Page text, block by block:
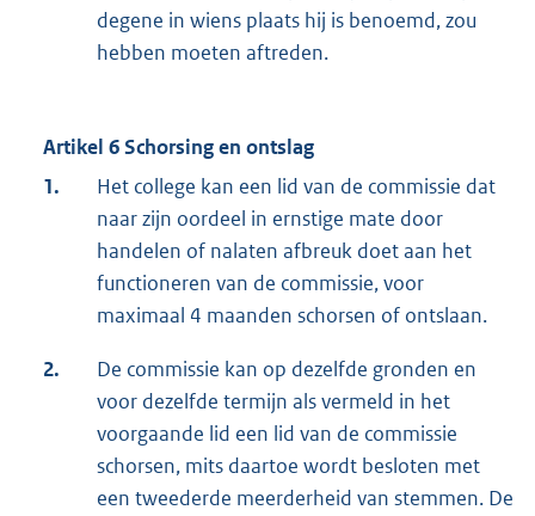
degene in wiens plaats hij is benoemd, zou
hebben moeten aftreden.
Artikel 6 Schorsing en ontslag
1.
Het college kan een lid van de commissie dat
naar zijn oordeel in ernstige mate door
handelen of nalaten afbreuk doet aan het
functioneren van de commissie, voor
maximaal 4 maanden schorsen of ontslaan.
2.
De commissie kan op dezelfde gronden en
voor dezelfde termijn als vermeld in het
voorgaande lid een lid van de commissie
schorsen, mits daartoe wordt besloten met
een tweederde meerderheid van stemmen. De